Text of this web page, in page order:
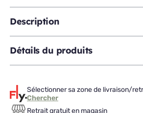
singe
jardinier
Description
Détails du produits
Sélectionner sa zone de livraison/
Chercher
Retrait gratuit en magasin